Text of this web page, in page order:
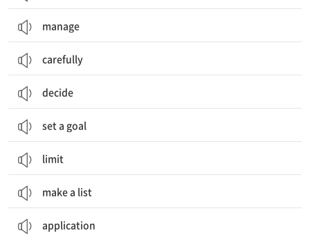
manage
carefully
decide
set a goal
limit
make a list
application